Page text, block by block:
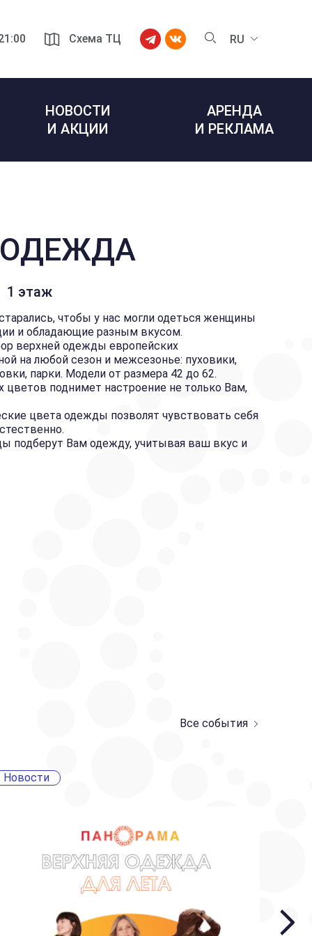
Схема ТЦ RU
НОВОСТИ
И АКЦИИ
АРЕНДА
И РЕКЛАМА
ОДЕЖДА
1 этаж
чтобы у нас могли одеться женщины
и обладающие разным вкусом.
верхней одежды европейских
на любой сезон и межсезонье: пуховики,
парки. Модели от размера 42 до 62.
поднимет настроение не только Вам,
цвета одежды позволят чувствовать себя
подберут Вам одежду, учитывая ваш вкус и
Все события
Новости